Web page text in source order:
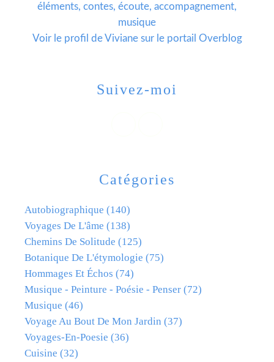
Catégories
Autobiographique (140)
Voyages De L'âme (138)
Chemins De Solitude (125)
Botanique De L'étymologie (75)
Hommages Et Échos (74)
Musique - Peinture - Poésie - Penser (72)
Musique (46)
Voyage Au Bout De Mon Jardin (37)
Voyages-En-Poesie (36)
Cuisine (32)
éléments, contes, écoute, accompagnement,
musique
Voir le profil deVivianesur le portail Overblog
Suivez-moi